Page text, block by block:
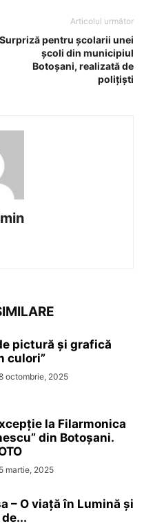
Articolul următor
Surpriză pentru școlarii unei
școli din municipiul
Botoșani, realizată de
polițiști
pictură și grafică
culori”
octombrie, 2025
la Filarmonica
din Botoșani.
martie, 2025
– O viață în Lumină și